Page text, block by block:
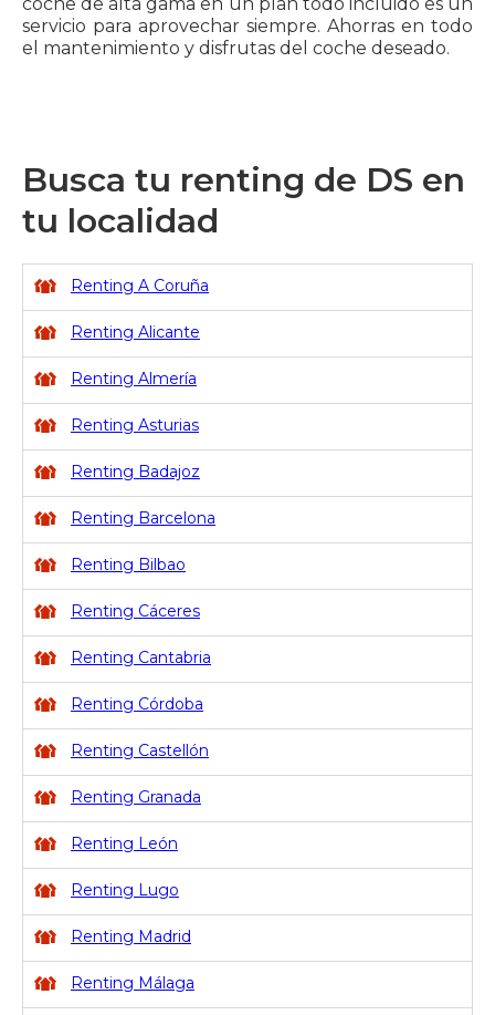
servicio para aprovechar siempre. Ahorras en todo
el mantenimiento y disfrutas del coche deseado.
Busca tu renting de DS en
tu localidad
Renting A Coruña
Renting Alicante
Renting Almería
Renting Asturias
Renting Badajoz
Renting Barcelona
Renting Bilbao
Renting Cáceres
Renting Cantabria
Renting Córdoba
Renting Castellón
Renting Granada
Renting León
Renting Lugo
Renting Madrid
Renting Málaga